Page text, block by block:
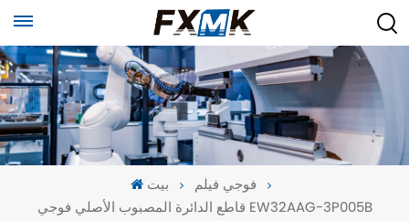
بيت
فوجي فيلم
قاطع الدائرة المصبوب الأصلي فوجي EW32AAG-3P005B